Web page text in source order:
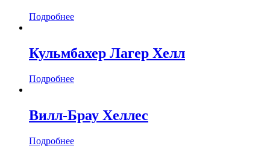
Подробнее
Кульмбахер Лагер Хелл
Подробнее
Вилл-Брау Хеллес
Подробнее